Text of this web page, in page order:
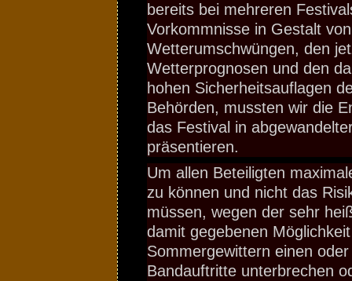
bereits bei mehreren
Vorkommnisse in Gestalt von
Wetterumschwüngen, den
Wetterprognosen und den
hohen Sicherheitsauflagen
Behörden, mussten wir die
das Festival in
präsentieren.
Um allen Beteiligten
zu können und nicht das
müssen, wegen der sehr
damit gegebenen
Sommergewittern einen
Bandauftritte unterbrechen